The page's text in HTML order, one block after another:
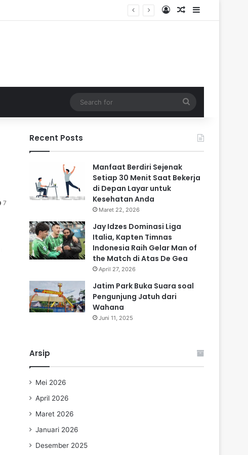
Log InRandom Article
Sidebar
for
7
Recent Posts
Manfaat Berdiri Sejenak
Setiap 30 Menit Saat Bekerja
di Depan Layar untuk
Kesehatan Anda
Maret 22, 2026
Jay Idzes Dominasi Liga
Italia, Kapten Timnas
Indonesia Raih Gelar Man of
the Match di Atas De Gea
April 27, 2026
Jatim Park Buka Suara soal
Pengunjung Jatuh dari
Wahana
Juni 11, 2025
Arsip
Mei 2026
April 2026
Maret 2026
Januari 2026
Desember 2025